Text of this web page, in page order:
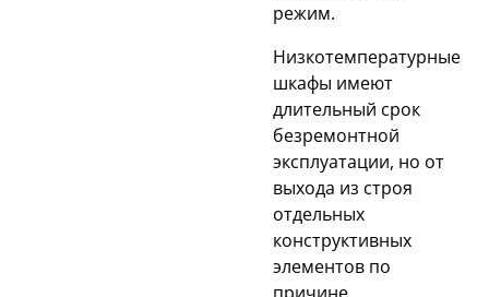
режим.
Низкотемпературные
шкафы имеют
длительный срок
безремонтной
эксплуатации, но от
выхода из строя
отдельных
конструктивных
элементов по